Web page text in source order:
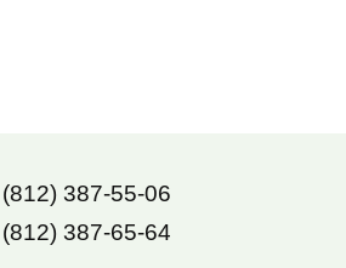
(812) 387-55-06
(812) 387-65-64